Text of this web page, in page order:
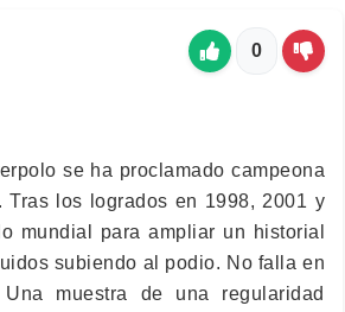
0
se ha proclamado campeona
los logrados en 1998, 2001 y
mundial para ampliar un historial
subiendo al podio. No falla en
muestra de una regularidad